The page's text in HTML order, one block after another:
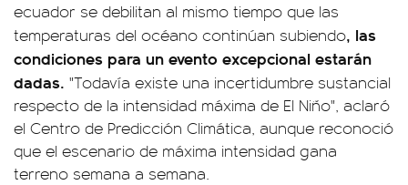
ecuador se debilitan al mismo tiempo que las
temperaturas del océano continúan subiendo, las
condiciones para un evento excepcional estarán
dadas. "Todavía existe una incertidumbre sustancial
respecto de la intensidad máxima de El Niño", aclaró
el Centro de Predicción Climática, aunque reconoció
que el escenario de máxima intensidad gana
terreno semana a semana.